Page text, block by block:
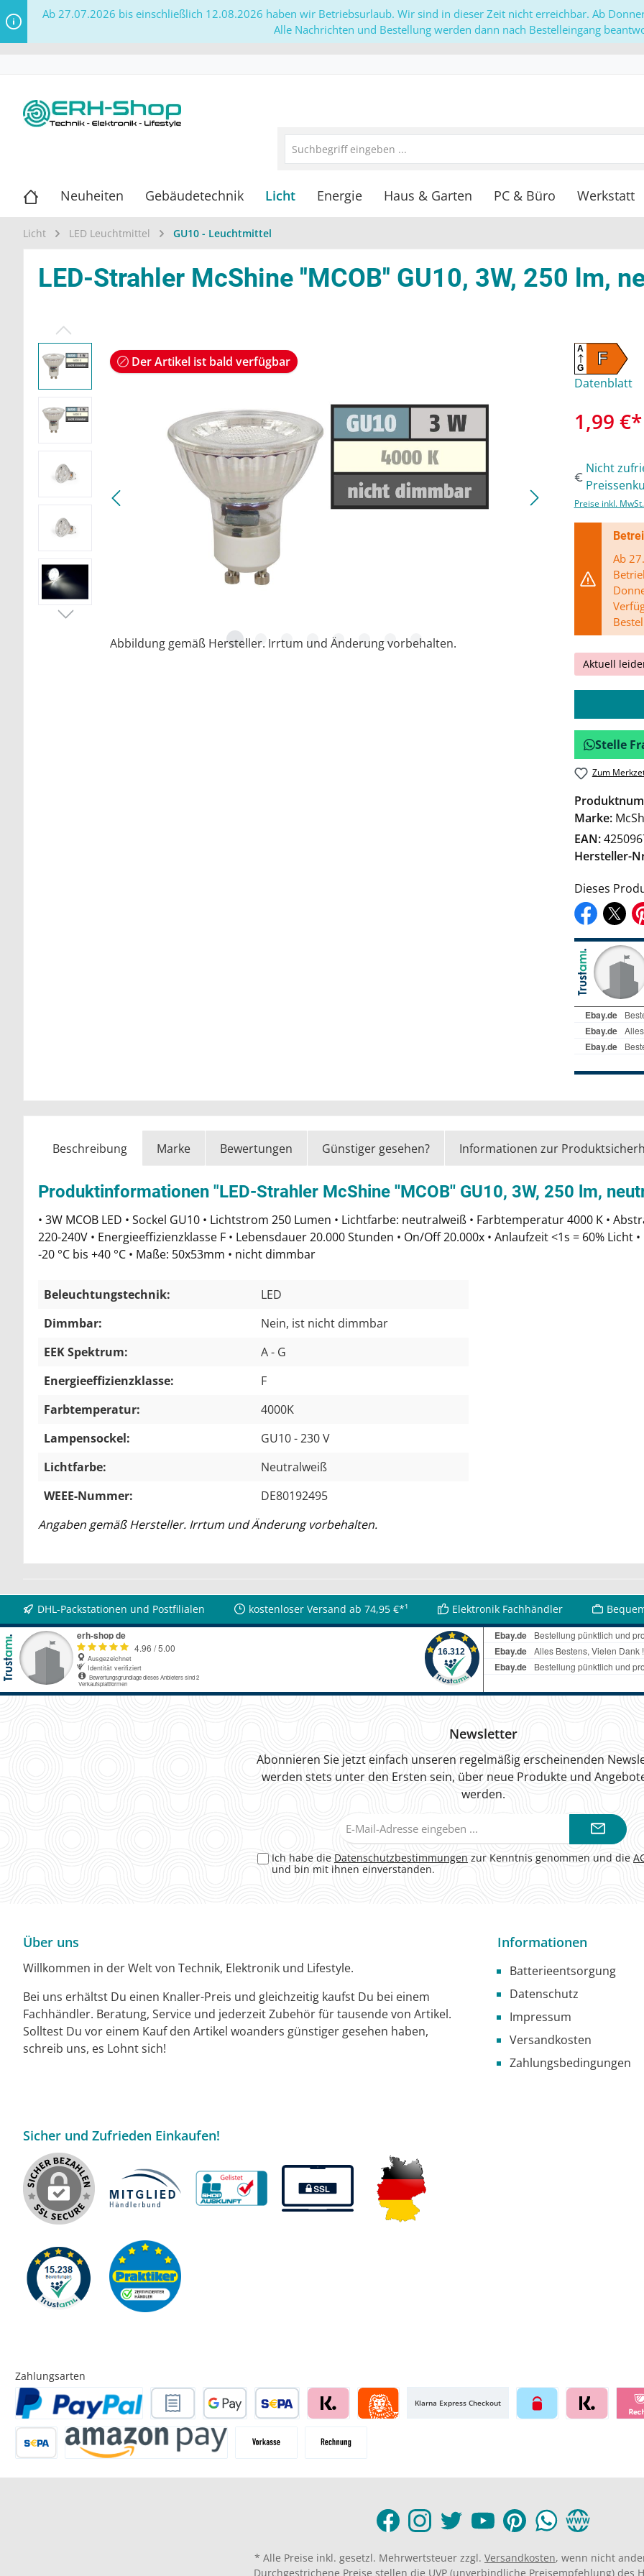
Ab 27.07.2026 bis einschließlich 12.08.2026 haben wir Betriebsurlaub. Wir sind in dieser Zeit nicht erreichbar. Ab
Alle Nachrichten und Bestellung werden dann nach Bestelleingang
Neuheiten Gebäudetechnik Licht Energie Haus & Garten PC & Büro Werkstatt
Licht LED Leuchtmittel GU10 - Leuchtmittel
LED-Strahler McShine ''MCOB'' GU10, 3W, 250 lm,
Der Artikel ist bald verfügbar
Abbildung gemäß Hersteller. Irrtum und Änderung vorbehalten.
F
A
G
Datenblatt
1,99 €*
Nicht
Preise inkl.
Ab
Aktuell
Stelle
Zum
Marke:
EAN:
Hersteller-
Dieses
Beschreibung Marke Bewertungen Günstiger gesehen? Informationen zur
Produktinformationen "LED-Strahler McShine ''MCOB'' GU10, 3W, 250 lm,
• 3W MCOB LED • Sockel GU10 • Lichtstrom 250 Lumen • Lichtfarbe: neutralweiß • Farbtemperatur 4000 K •
220-240V • Energieeffizienzklasse F • Lebensdauer 20.000 Stunden • On/Off 20.000x • Anlaufzeit <1s = 60%
-20 °C bis +40 °C • Maße: 50x53mm • nicht dimmbar
Beleuchtungstechnik:
LED
Dimmbar:
Nein, ist nicht dimmbar
EEK Spektrum:
A - G
Energieeffizienzklasse:
F
Farbtemperatur:
4000K
Lampensockel:
GU10 - 230 V
Lichtfarbe:
Neutralweiß
WEEE-Nummer:
DE80192495
Angaben gemäß Hersteller. Irrtum und Änderung vorbehalten.
DHL-Packstationen und Postfilialen kostenloser Versand ab 74,95 €*¹ Elektronik Fachhändler
Newsletter
Abonnieren Sie jetzt einfach unseren regelmäßig erscheinenden
werden stets unter den Ersten sein, über neue Produkte und
werden.
Mail-
Ich habe die Datenschutzbestimmungen zur Kenntnis genommen und die
und bin mit ihnen einverstanden.
Über uns
Willkommen in der Welt von Technik, Elektronik und Lifestyle.
Bei uns erhältst Du einen Knaller-Preis und gleichzeitig kaufst Du bei einem
Fachhändler. Beratung, Service und jederzeit Zubehör für tausende von Artikel.
Solltest Du vor einem Kauf den Artikel woanders günstiger gesehen haben,
schreib uns, es Lohnt sich!
Informationen
Batterieentsorgung
Datenschutz
Impressum
Versandkosten
Zahlungsbedingungen
Sicher und Zufrieden Einkaufen!
Zahlungsarten
Klarna Express Checkout
* Alle Preise inkl. gesetzl. Mehrwertsteuer zzgl. Versandkosten, wenn nicht
Durchgestrichene Preise stellen die UVP (unverbindliche Preisempfehlung) des